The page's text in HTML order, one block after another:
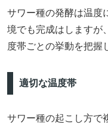
サワー種の発酵は温度
境でも完成はしますが
度帯ごとの挙動を把握
適切な温度帯
サワー種の起こし方で